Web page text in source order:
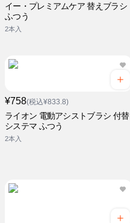
イー・プレミアムケア 替えブラシ
ふつう
2本入
¥758(税込¥833.8)
ライオン 電動アシストブラシ 付替
システマ ふつう
2本入